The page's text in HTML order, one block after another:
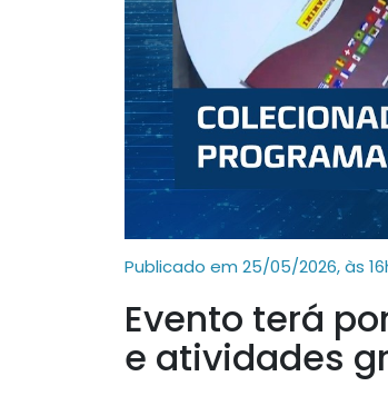
Publicado em 25/05/2026, às
Evento terá
e atividades